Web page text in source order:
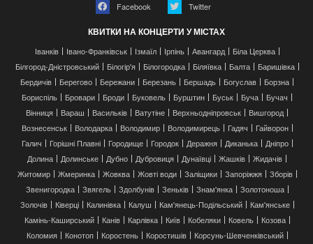
Facebook Twitter
КВИТКИ НА КОНЦЕРТИ У МІСТАХ
Іванків Івано-Франківськ Ізмаїл Ірпінь Авангард
Біла Церква
Білгород-Дністровський
Білогір'я Білогородка Біляївка Балта
Баришівка
Бердичів
Берегово Бережани Березань Бершадь Богуслав
Борзна
Бориспіль
Бровари Броди Буковель Бурштин Буськ Буча
Бучач
Вінниця
Вараш Васильків Ватутіне Верхньодніпровськ
Вишгород
Вознесенськ
Володарка Володимир Володимирець Гадяч
Гайворон
Галич
Горішні Плавні Городище Городок Деражня Диканька
Дніпро
Долина
Долинське Дубно Дубровиця Дунаївці Жашків
Жидачів
Житомир
Жмеринка Жовква Жовті води Заліщики Запоріжжя
Зборів
Звенигородка
Звягель Здолбунів Зеньків Знам'янка
Золотоноша
Золочів
Ківерці Калинівка Калуш Кам'янець-Подільський
Кам'янське
Камінь-Каширський
Канів Карлівка Київ Кобеляки Ковель
Козова
Коломия
Конотоп Коростень Коростишів
Корсунь-Шевченківський